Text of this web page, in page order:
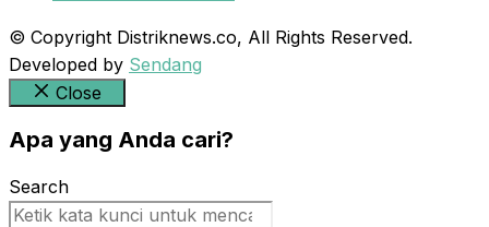
© Copyright Distriknews.co, All Rights Reserved.
Developed by Sendang
Close
Apa yang Anda cari?
Search